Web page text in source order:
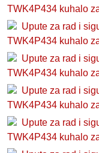
TWK4P434 kuhalo
Upute za rad i
TWK4P434 kuhalo
Upute za rad i
TWK4P434 kuhalo
Upute za rad i
TWK4P434 kuhalo
Upute za rad i
TWK4P434 kuhalo